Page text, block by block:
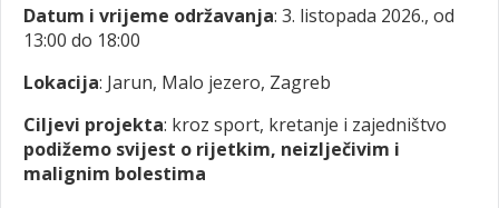
Datum i vrijeme održavanja: 3. listopada 2026., od
13:00 do 18:00
Lokacija: Jarun, Malo jezero, Zagreb
Ciljevi projekta: kroz sport, kretanje i zajedništvo
podižemo svijest o rijetkim, neizlječivim i
malignim bolestima